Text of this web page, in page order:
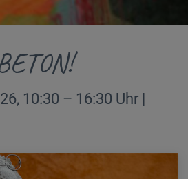
10:30 – 16:30 Uhr |